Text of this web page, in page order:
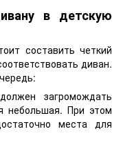
в детскую
составить четкий
диван.
загромождать
небольшая. При этом
места для